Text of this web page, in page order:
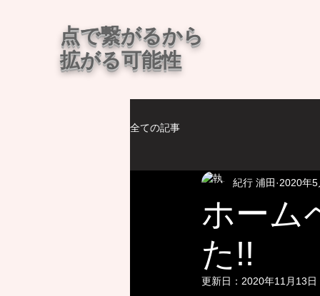
​点で繋がるから
拡がる可能性
全ての記事
ホーム
た!!
紀行 浦田 2020年
更新日： 2020年11月13日